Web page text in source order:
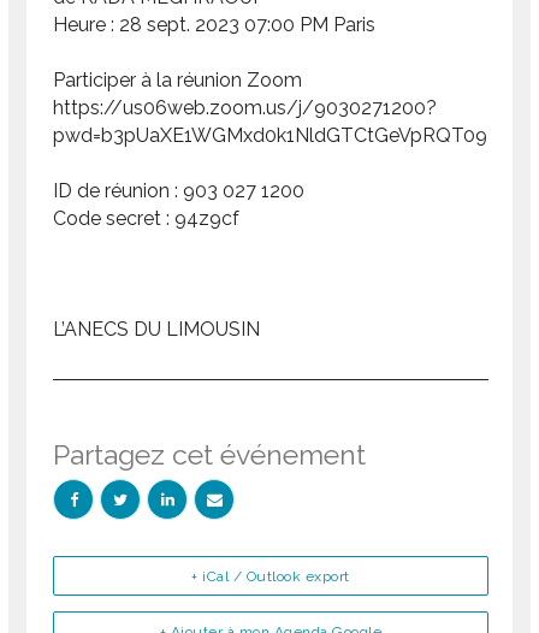
Heure : 28 sept. 2023 07:00 PM Paris
Participer à la réunion Zoom
https://us06web.zoom.us/j/9030271200?
pwd=b3pUaXE1WGMxd0k1NldGTCtGeVpRQT09
ID de réunion : 903 027 1200
Code secret : 94z9cf
L’ANECS DU LIMOUSIN
Partagez cet événement
+ iCal / Outlook export